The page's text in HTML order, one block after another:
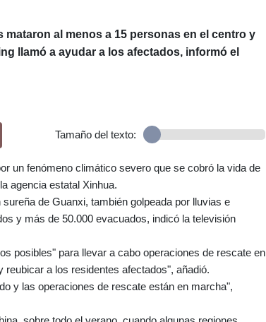
al menos a 15 personas en el centro y
llamó a ayudar a los afectados, informó el
Tamaño del texto:
un fenómeno climático severo que se cobró la vida de
agencia estatal Xinhua.
de Guanxi, también golpeada por lluvias e
y más de 50.000 evacuados, indicó la televisión
posibles" para llevar a cabo operaciones de rescate en
a los residentes afectados", añadió.
y las operaciones de rescate están en marcha",